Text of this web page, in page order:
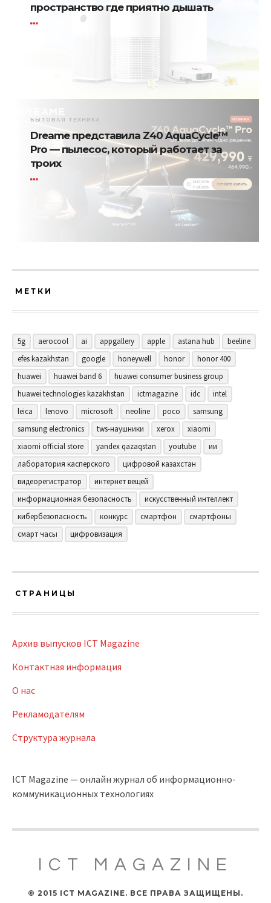
пространство где приятно дышать
БЫТОВАЯ ТЕХНИКА
Dreame представила Z40 AquaCycle™
Pro — пылесос, который работает за
троих
МЕТКИ
5g aerocool ai appgallery apple astana hub
beeline
efes kazakhstan
google honeywell honor
honor 400
huawei
huawei band 6
huawei consumer business group
huawei technologies kazakhstan
ictmagazine idc
intel
leica
lenovo microsoft neoline poco
samsung
samsung electronics
tws-наушники xerox
xiaomi
xiaomi official store
yandex qazaqstan youtube
ии
лаборатория касперского
цифровой казахстан
видеорегистратор
интернет вещей
информационная безопасность
искусственный интеллект
кибербезопасность
конкурс смартфон
смартфоны
смарт часы
цифровизация
СТРАНИЦЫ
Архив выпусков ICT Magazine
Контактная информация
О нас
Рекламодателям
Структура журнала
ICT Magazine — онлайн журнал об информационно-
коммуникационных технологиях
ICT MAGAZINE
© 2015 ICT MAGAZINE. ВСЕ ПРАВА ЗАЩИЩЕНЫ.